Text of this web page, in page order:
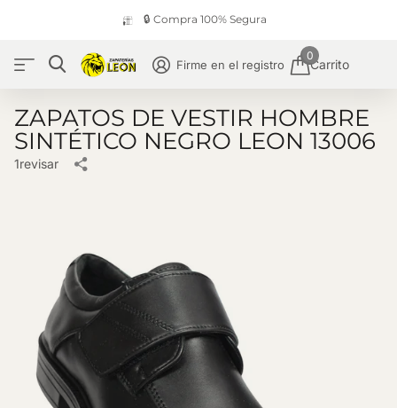
🔒 Compra 100% Segura
Firme en el registro Carrito
0
ZAPATOS DE VESTIR HOMBRE
SINTÉTICO NEGRO LEON 13006
1revisar